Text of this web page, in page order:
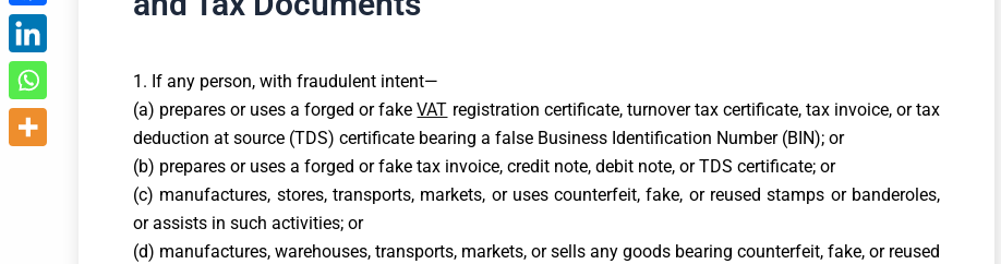
1. If any person, with fraudulent intent—
(a) prepares or uses a forged or fakeVAT registration certificate, turnover tax certificate, tax invoice, or tax
deduction at source (TDS) certificate bearing a false Business Identification Number (BIN); or
(b) prepares or uses a forged or fake tax invoice, credit note, debit note, or TDS certificate; or
(c) manufactures, stores, transports, markets, or uses counterfeit, fake, or reused stamps or banderoles,
or assists in such activities; or
(d) manufactures, warehouses, transports, markets, or sells any goods bearing counterfeit, fake, or reused